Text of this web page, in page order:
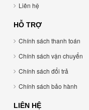
Liên hệ
HỖ TRỢ
Chính sách thanh toán
Chính sách vận chuyển
Chính sách đổi trả
Chính sách bảo hành
LIÊN HỆ